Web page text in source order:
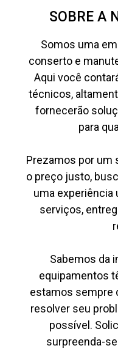
SOBRE A
Somos uma
conserto e
Aqui você
técnicos,
fornecerão
para
Prezamos por um
o preço justo,
uma experiência
serviços,
Sabemos da
equipamentos
estamos sempre
resolver seu
possível.
surpreenda-